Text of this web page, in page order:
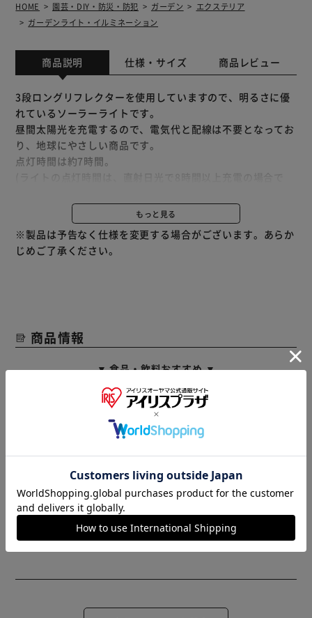
HOME 園芸・DIY・防災・防犯 ガーデン
エクステリア
ガーデンライト・イルミネーション
商品説明 仕様・サイズ 商品レビュー
3段ロングリフレクターを使用していますので、明るさに優
れているソーラーライトです。
昼間太陽光を充電するので、電気代と配線は不要となってお
り、地球にやさしい商品です。
点灯時間は約7時間。
って変動します。)
光センサー付きで、自動点灯・自動消灯します。
LED電球4球使用。
もっと見る
※製品は予告なく仕様を変更する場合がございます。あらか
じめご了承ください。
商品情報
▼ 食品・飲料おすすめ ▼